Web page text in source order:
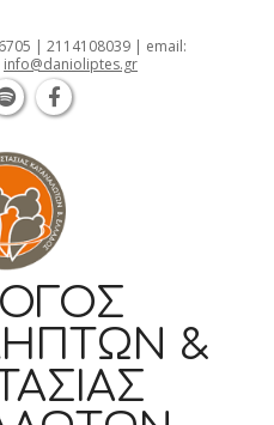
| 2114108039 | email:
info@danioliptes.gr
&